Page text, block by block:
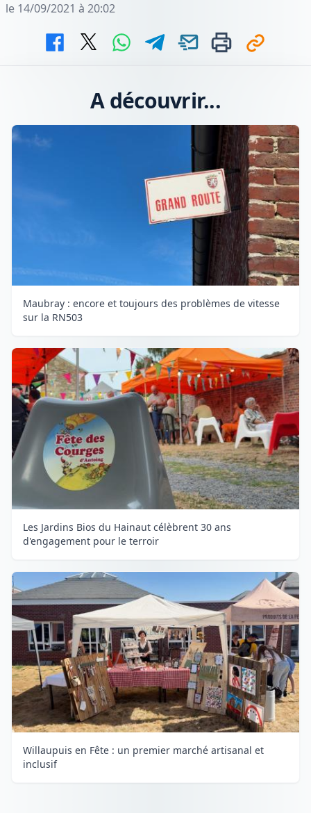
le 14/09/2021 à 20:02
A découvrir...
Maubray : encore et toujours des problèmes de vitesse
sur la RN503
Les Jardins Bios du Hainaut célèbrent 30 ans
d'engagement pour le terroir
Willaupuis en Fête : un premier marché artisanal et
inclusif